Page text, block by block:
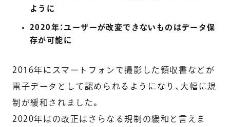
ように
2020年：ユーザーが改変できないものはデータ保
存が可能に
2016年にスマートフォンで撮影した領収書などが
電子データとして認められるようになり、大幅に規
制が緩和されました。
2020年はの改正はさらなる規制の緩和と言えま